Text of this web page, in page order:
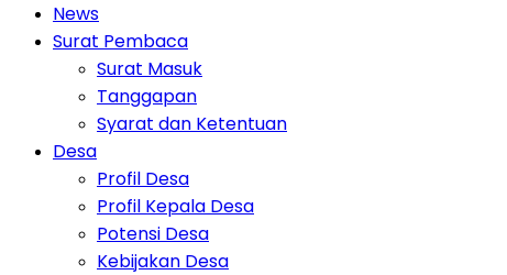
News
Surat Pembaca
Surat Masuk
Tanggapan
Syarat dan Ketentuan
Desa
Profil Desa
Profil Kepala Desa
Potensi Desa
Kebijakan Desa